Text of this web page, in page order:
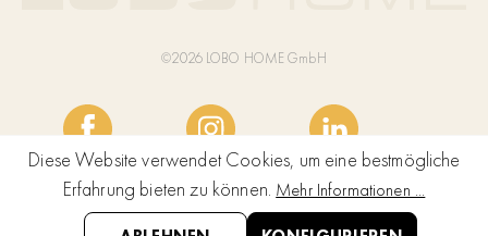
©2026 LOBO HOME GmbH
Diese Website verwendet Cookies, um eine bestmögliche
Erfahrung bieten zu können. Mehr Informationen ...